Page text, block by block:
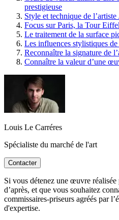
prestigieuse
Style et technique de
Focus sur Paris, la Tour
Le traitement de la surface
Les influences stylistiques
Reconnaître la signature de
Connaître la valeur d’une
Louis Le Carréres
Spécialiste du marché de l'art
Contacter
Si vous détenez une œuvre réalisée
d’après, et que vous souhaitez
commissaires-priseurs agréés par
d'expertise.